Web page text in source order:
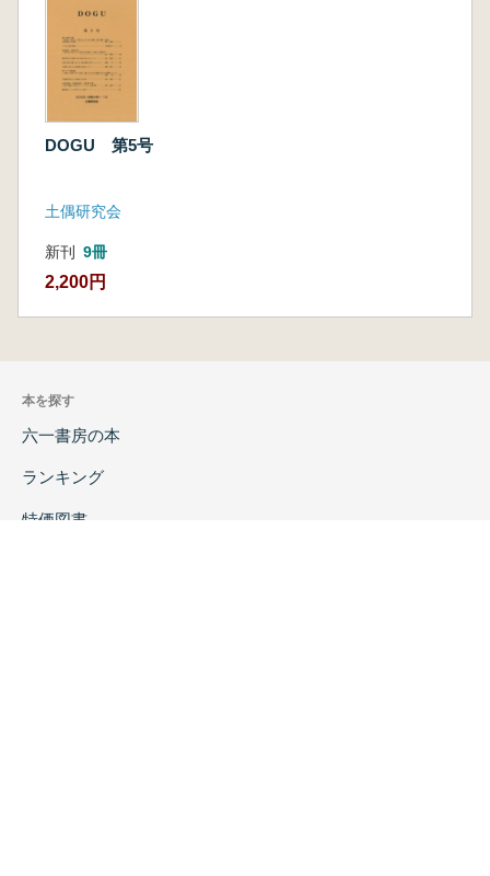
DOGU 第5号
土偶研究会
新刊 9冊
2,200円
本を探す
六一書房の本
ランキング
特価図書